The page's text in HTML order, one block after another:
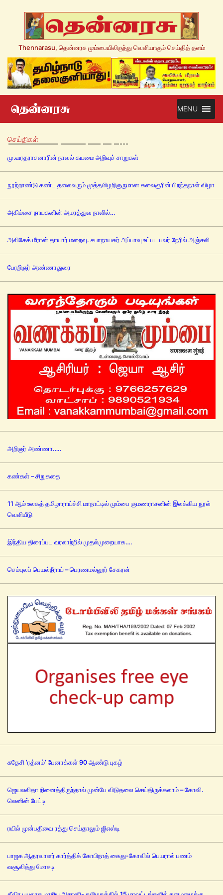
Thennarasu, தென்னரசு மும்பையிலிருந்து வெளியாகும் செய்தித் தளம்
MENU
செய்திகள்
மு.வரதராசனாரின் நாவல் கயமை அறிவுச் சாறுகள்
நூற்றாண்டு கண்ட தலைவரும் முத்தமிழறிஞருமான கலைஞரின் பிறந்தநாள் விழா
அகிம்சை நாயகனின் அமரத்துவ நாளில்…
அலிசேக் மீரான் தாயார் மறைவு. சபாநாயகர் அப்பாவு உட்பட பலர் நேரில் அஞ்சலி
பேரறிஞர் அண்ணாதுரை
அறிஞர் அண்ணா…..
கண்கள் – சிறுகதை
11 ஆம் உலகத் தமிழாராய்ச்சி மாநாட்டில் மும்பை குமணராசனின் இலக்கிய நூல்
வெளியீடு
இந்திய திரைப்பட வரலாற்றில் முதல்முறையாக….
செம்புலப் பெயல்நீராய் – பெரணமல்லூர் சேகரன்
சுதேசி ’ரத்னம்’ பேனாக்கள் 90 ஆண்டு புகழ்
ஜெயலலிதா நினைத்திருந்தால் முன்பே விடுதலை செய்திருக்கலாம் – கோவி.
லெனின் பேட்டி
ரயில் முன்பதிவை ரத்து செய்தாலும் ஜிஎஸ்டி
பாஜக ஆதரவாளர் கார்த்திக் கோபிநாத் கைது-கோவில் பெயரால் பணம்
வசூலித்து மோசடி